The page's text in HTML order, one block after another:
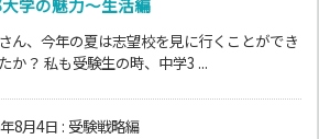
学の魅力～生活編
ん、今年の夏は志望校を見に行くことができ
か？ 私も受験生の時、中学3 ...
8月4日 : 受験戦略編